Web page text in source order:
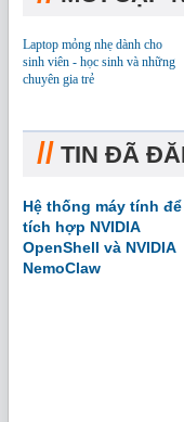
Laptop mỏng nhẹ dành cho
sinh viên - học sinh và những
chuyên gia trẻ
// TIN ĐÃ
Hệ thống máy tính
tích hợp NVIDIA
OpenShell và NVIDIA
NemoClaw